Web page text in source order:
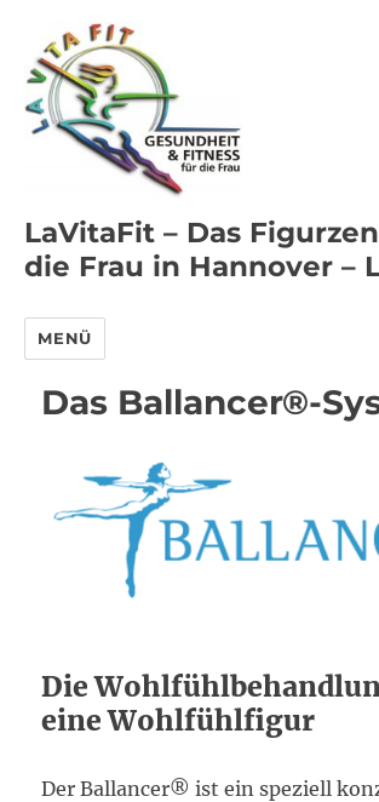
LaVitaFit – Das
die Frau in Hannover –
MENÜ
Das Ballancer®-
Die
eine Wohlfühlfigur
Der Ballancer® ist ein speziell